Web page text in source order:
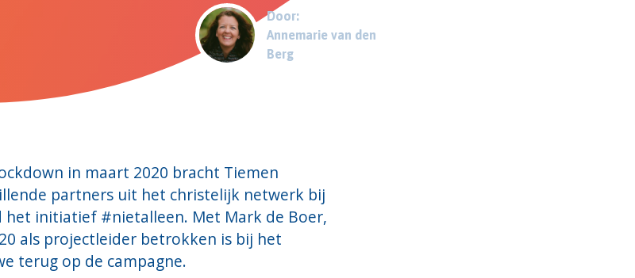
Door:
Annemarie van den
Berg
in maart 2020 bracht Tiemen
partners uit het christelijk netwerk bij
het initiatief #nietalleen. Met Mark de Boer,
als projectleider betrokken is bij het
terug op de campagne.